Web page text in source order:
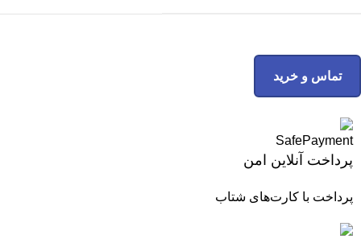
تماس و خرید
پرداخت آنلاین امن
پرداخت با کارت‌های شتاب